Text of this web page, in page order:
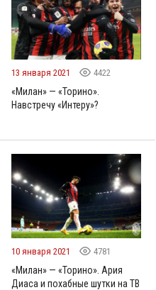
13 января 2021 4422
«Милан» — «Торино».
Навстречу «Интеру»?
10 января 2021 4781
«Милан» — «Торино». Ария
Диаса и похабные шутки на ТВ